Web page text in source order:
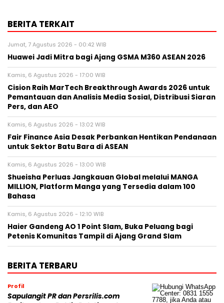
BERITA TERKAIT
Jumat, 7 Agustus 2026 - 00:42 WIB
Huawei Jadi Mitra bagi Ajang GSMA M360 ASEAN 2026
Kamis, 6 Agustus 2026 - 17:00 WIB
Cision Raih MarTech Breakthrough Awards 2026 untuk
Pemantauan dan Analisis Media Sosial, Distribusi Siaran
Pers, dan AEO
Kamis, 6 Agustus 2026 - 13:02 WIB
Fair Finance Asia Desak Perbankan Hentikan Pendanaan
untuk Sektor Batu Bara di ASEAN
Kamis, 6 Agustus 2026 - 13:00 WIB
Shueisha Perluas Jangkauan Global melalui MANGA
MILLION, Platform Manga yang Tersedia dalam 100
Bahasa
Kamis, 6 Agustus 2026 - 12:10 WIB
Haier Gandeng AO 1 Point Slam, Buka Peluang bagi
Petenis Komunitas Tampil di Ajang Grand Slam
BERITA TERBARU
Profil
Sapulangit PR dan Persrilis.com